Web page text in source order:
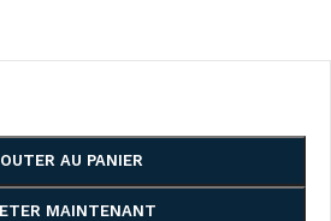
AU PANIER
MAINTENANT